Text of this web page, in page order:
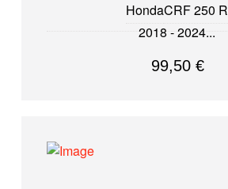
HondaCRF 250 R
2018 - 2024
99,50 €